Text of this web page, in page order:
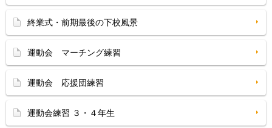
終業式・前期最後の下校風景
運動会 マーチング練習
運動会 応援団練習
運動会練習 ３・４年生